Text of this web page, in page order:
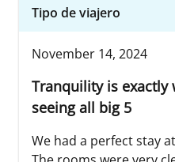
Tipo de viajero
November 14, 2024
Tranquility is exactly
seeing all big 5
We had a perfect stay